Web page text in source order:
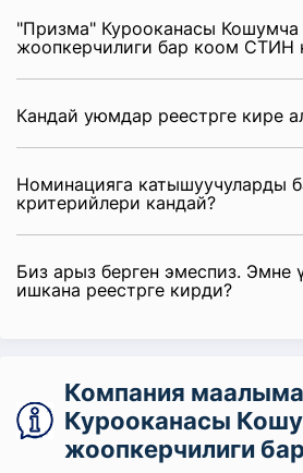
"Призма" Курооканасы Кошумча
жоопкерчилиги бар коом СТИН
Кандай уюмдар реестрге кире
Номинацияга катышуучуларды
критерийлери кандай?
Биз арыз берген эмеспиз. Эмне
ишкана реестрге кирди?
Компания
Курооканасы
жоопкерчилиги